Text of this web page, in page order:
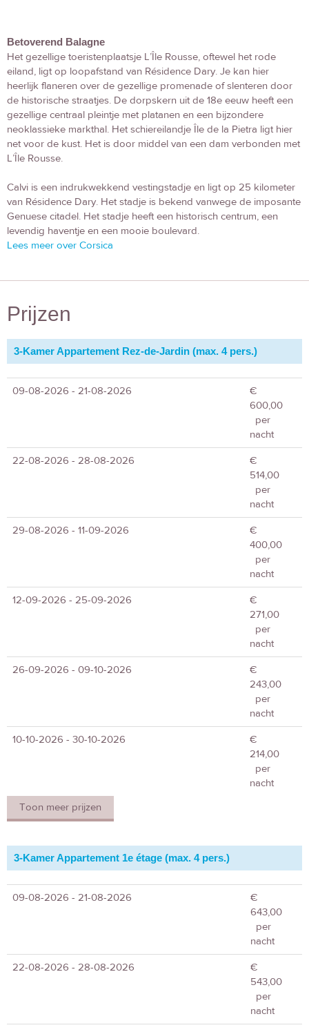
Betoverend Balagne
Het gezellige toeristenplaatsje L’Île Rousse, oftewel het rode
eiland, ligt op loopafstand van Résidence Dary. Je kan hier
heerlijk flaneren over de gezellige promenade of slenteren door
de historische straatjes. De dorpskern uit de 18e eeuw heeft een
gezellige centraal pleintje met platanen en een bijzondere
neoklassieke markthal. Het schiereilandje Île de la Pietra ligt hier
net voor de kust. Het is door middel van een dam verbonden met
L’Île Rousse.
Calvi is een indrukwekkend vestingstadje en ligt op 25 kilometer
van Résidence Dary. Het stadje is bekend vanwege de imposante
Genuese citadel. Het stadje heeft een historisch centrum, een
levendig haventje en een mooie boulevard.
Lees meer over Corsica
Prijzen
3-Kamer Appartement Rez-de-Jardin (max. 4 pers.)
09-08-2026 - 21-08-2026
€
600,00
per
nacht
22-08-2026 - 28-08-2026
€
514,00
per
nacht
29-08-2026 - 11-09-2026
€
400,00
per
nacht
12-09-2026 - 25-09-2026
€
271,00
per
nacht
26-09-2026 - 09-10-2026
€
243,00
per
nacht
10-10-2026 - 30-10-2026
€
214,00
per
nacht
Toon meer prijzen
3-Kamer Appartement 1e étage (max. 4 pers.)
09-08-2026 - 21-08-2026
€
643,00
per
nacht
22-08-2026 - 28-08-2026
€
543,00
per
nacht